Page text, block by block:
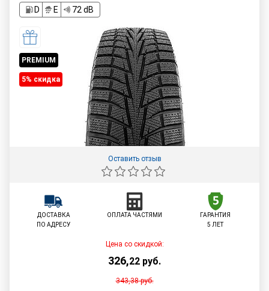
D
E 72 dB
PREMIUM
5% cкидка
Оставить отзыв
ДОСТАВКА
ПО АДРЕСУ
ОПЛАТА ЧАСТЯМИ
ГАРАНТИЯ
5 ЛЕТ
Цена со скидкой:
326,22 руб.
343,38руб.